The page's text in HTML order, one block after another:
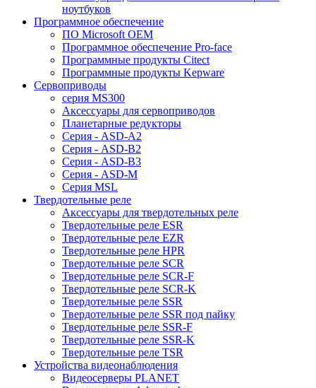
ноутбуков
Программное обеспечение
ПО Microsoft OEM
Программное обеспечение Pro-face
Программные продукты Citect
Программные продукты Kepware
Сервоприводы
серия MS300
Аксессуары для сервоприводов
Планетарные редукторы
Серия - ASD-A2
Серия - ASD-B2
Серия - ASD-B3
Серия - ASD-M
Серия MSL
Твердотельные реле
Аксессуары для твердотельных реле
Твердотельные реле ESR
Твердотельные реле EZR
Твердотельные реле HPR
Твердотельные реле SCR
Твердотельные реле SCR-F
Твердотельные реле SCR-K
Твердотельные реле SSR
Твердотельные реле SSR под пайку
Твердотельные реле SSR-F
Твердотельные реле SSR-K
Твердотельные реле TSR
Устройства видеонаблюдения
Видеосерверы PLANET